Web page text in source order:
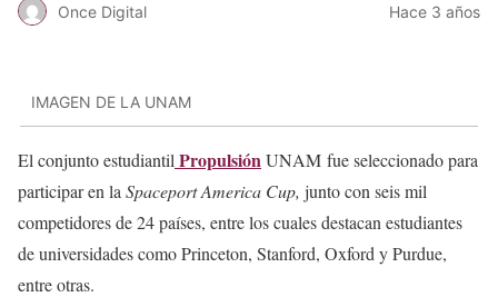
Once Digital Hace 3 años
IMAGEN DE LA UNAM
El conjunto estudiantil PropulsiónUNAM fue seleccionado para
participar en la Spaceport America Cup, junto con seis mil
competidores de 24 países, entre los cuales destacan estudiantes
de universidades como Princeton, Stanford, Oxford y Purdue,
entre otras.